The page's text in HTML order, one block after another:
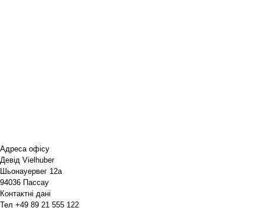
Адреса офісу
Девід Vielhuber
Шьонауервег 12a
94036 Пассау
Контактні дані
Тел +49 89 21 555 122